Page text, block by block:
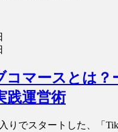
コマースとは？
践運営術
りでスタートした、「